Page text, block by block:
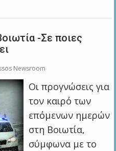
-Σε ποιες
Newsroom
Οι προγνώσεις για
τον καιρό των
επόμενων ημερών
στη Βοιωτία,
σύμφωνα με το